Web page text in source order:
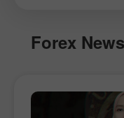
Forex News